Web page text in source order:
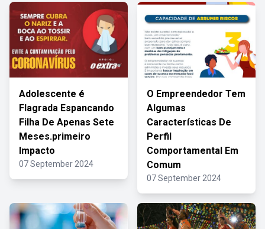
Adolescente é
Flagrada Espancando
Filha De Apenas Sete
Meses.primeiro
Impacto
07 September 2024
O Empreendedor Tem
Algumas
Características De
Perfil
Comportamental Em
Comum
07 September 2024